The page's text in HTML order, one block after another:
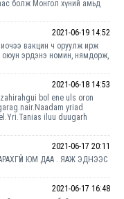
болж Монгол хүний амьд
2021-06-19 14:52
вакцин ч оруулж ирж
оюун эрдэнэ номин, нямдорж,
2021-06-18 14:53
bol ene uls oron
yriad
iluu duugarh
2021-06-17 20:11
ЮМ ДАА . ЯАЖ ЭДНЭЭС
2021-06-17 16:48